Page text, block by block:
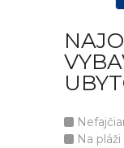
Na pláži